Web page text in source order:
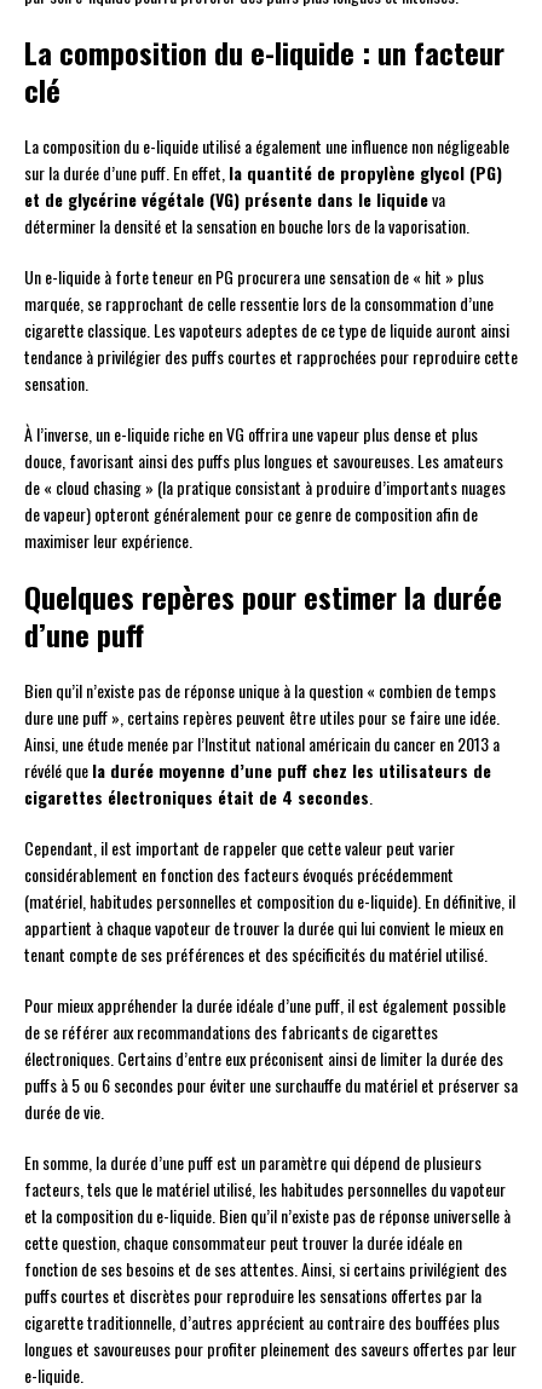
La composition du e-liquide : un facteur
clé
La composition du e-liquide utilisé a également une influence non négligeable
sur la durée d’une puff. En effet, la quantité de propylène glycol (PG)
et de glycérine végétale (VG) présente dans le liquideva
déterminer la densité et la sensation en bouche lors de la vaporisation.
Un e-liquide à forte teneur en PG procurera une sensation de « hit » plus
marquée, se rapprochant de celle ressentie lors de la consommation d’une
cigarette classique. Les vapoteurs adeptes de ce type de liquide auront ainsi
tendance à privilégier des puffs courtes et rapprochées pour reproduire cette
sensation.
À l’inverse, un e-liquide riche en VG offrira une vapeur plus dense et plus
douce, favorisant ainsi des puffs plus longues et savoureuses. Les amateurs
de « cloud chasing » (la pratique consistant à produire d’importants nuages
de vapeur) opteront généralement pour ce genre de composition afin de
maximiser leur expérience.
Quelques repères pour estimer la durée
d’une puff
Bien qu’il n’existe pas de réponse unique à la question « combien de temps
dure une puff », certains repères peuvent être utiles pour se faire une idée.
Ainsi, une étude menée par l’Institut national américain du cancer en 2013 a
révélé quela durée moyenne d’une puff chez les utilisateurs de
cigarettes électroniques était de 4 secondes
Cependant, il est important de rappeler que cette valeur peut varier
considérablement en fonction des facteurs évoqués précédemment
(matériel, habitudes personnelles et composition du e-liquide). En définitive, il
appartient à chaque vapoteur de trouver la durée qui lui convient le mieux en
tenant compte de ses préférences et des spécificités du matériel utilisé.
Pour mieux appréhender la durée idéale d’une puff, il est également possible
de se référer aux recommandations des fabricants de cigarettes
électroniques. Certains d’entre eux préconisent ainsi de limiter la durée des
puffs à 5 ou 6 secondes pour éviter une surchauffe du matériel et préserver sa
durée de vie.
En somme, la durée d’une puff est un paramètre qui dépend de plusieurs
facteurs, tels que le matériel utilisé, les habitudes personnelles du vapoteur
et la composition du e-liquide. Bien qu’il n’existe pas de réponse universelle à
cette question, chaque consommateur peut trouver la durée idéale en
fonction de ses besoins et de ses attentes. Ainsi, si certains privilégient des
puffs courtes et discrètes pour reproduire les sensations offertes par la
cigarette traditionnelle, d’autres apprécient au contraire des bouffées plus
longues et savoureuses pour profiter pleinement des saveurs offertes par leur
e-liquide.